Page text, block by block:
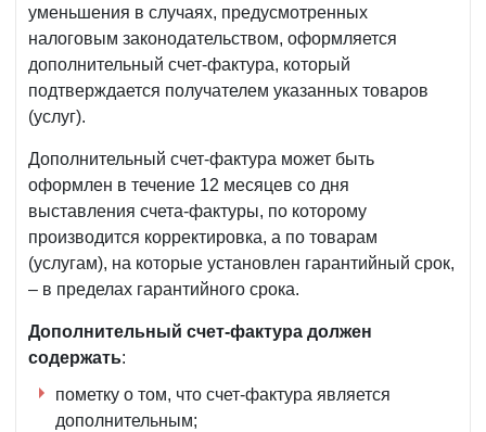
уменьшения в случаях, предусмотренных
налоговым законодательством, оформляется
дополнительный счет-фактура, который
подтверждается получателем указанных товаров
(услуг).
Дополнительный счет-фактура может быть
оформлен в течение 12 месяцев со дня
выставления счета-фактуры, по которому
производится корректировка, а по товарам
(услугам), на которые установлен гарантийный срок,
– в пределах гарантийного срока.
Дополнительный счет-фактура должен
содержать:
пометку о том, что счет-фактура является
дополнительным;